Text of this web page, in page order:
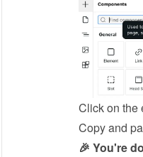
Click on the
Copy and
🎉 You're